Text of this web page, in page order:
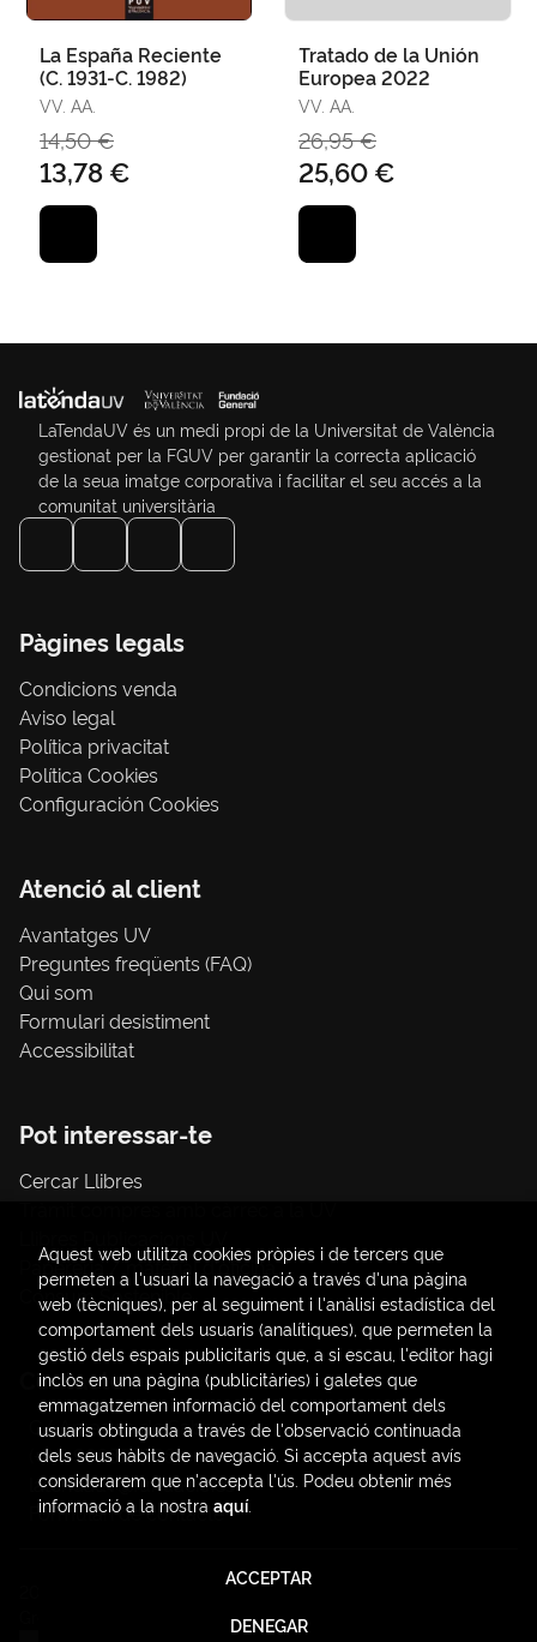
La España Reciente
(C. 1931-C. 1982)
VV. AA.
14,50 €
13,78 €
Tratado de la Unión
Europea 2022
VV. AA.
26,95 €
25,60 €
LaTendaUV és un medi propi de la Universitat de València
gestionat per la FGUV per garantir la correcta aplicació
de la seua imatge corporativa i facilitar el seu accés a la
comunitat universitària
Pàgines legals
Condicions venda
Aviso legal
Política privacitat
Política Cookies
Configuración Cookies
Atenció al client
Avantatges UV
Preguntes freqüents (FAQ)
Qui som
Formulari desistiment
Accessibilitat
Pot interessar-te
Cercar Llibres
Papereria / material d'oficina
Consum Sostenible
Contacte
C/ Amadeo de Saboya, 4
(+34) 963828968
latendauv@fundacio.es
Formulari de contacte
. Tots els Drets Reservats |
Aquest web utilitza cookies pròpies i de tercers que
permeten a l'usuari la navegació a través d'una pàgina
web (tècniques), per al seguiment i l'anàlisi estadística del
comportament dels usuaris (analítiques), que permeten la
gestió dels espais publicitaris que, a si escau, l'editor hagi
inclòs en una pàgina (publicitàries) i galetes que
emmagatzemen informació del comportament dels
usuaris obtinguda a través de l'observació continuada
dels seus hàbits de navegació. Si accepta aquest avís
considerarem que n'accepta l'ús. Podeu obtenir més
informació a la nostra aquí.
DENEGAR
ACCEPTAR